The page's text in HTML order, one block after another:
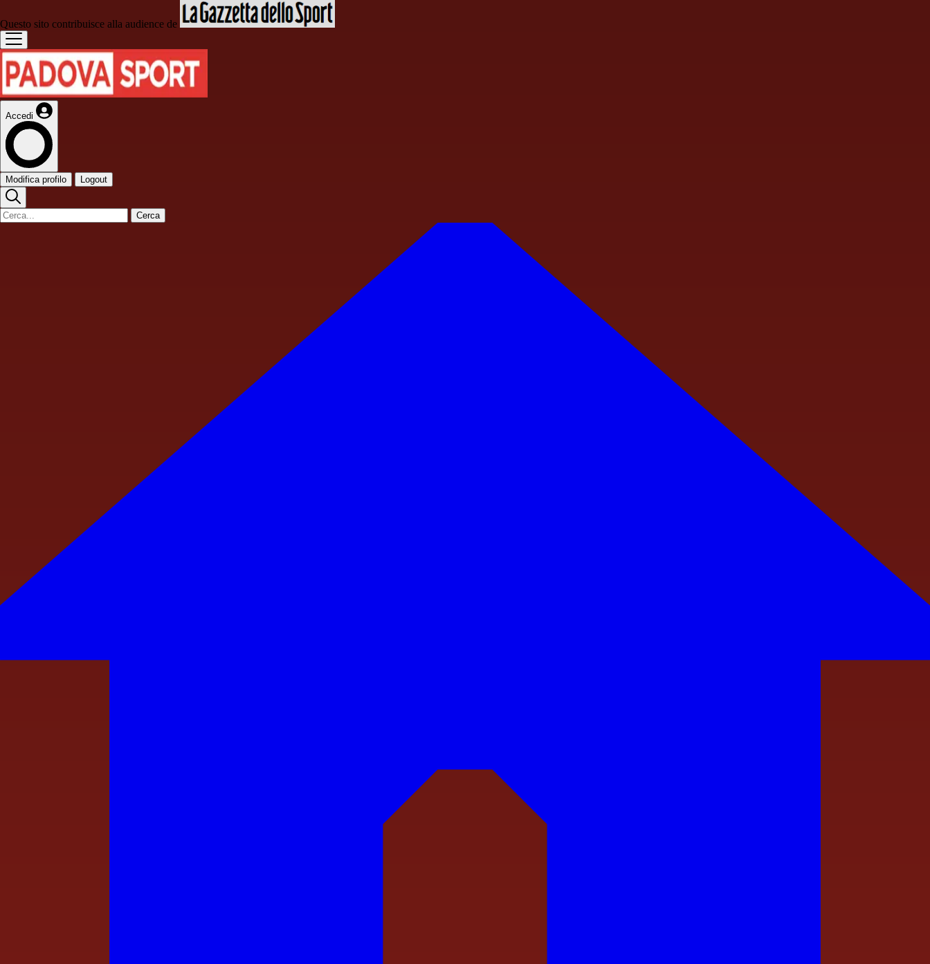
Questo sito contribuisce alla audience de
Accedi
Modifica profilo Logout
Cerca